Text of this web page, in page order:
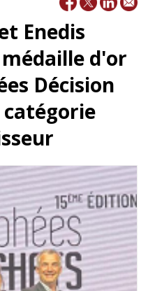
Enedis
d'or
Décision
catégorie